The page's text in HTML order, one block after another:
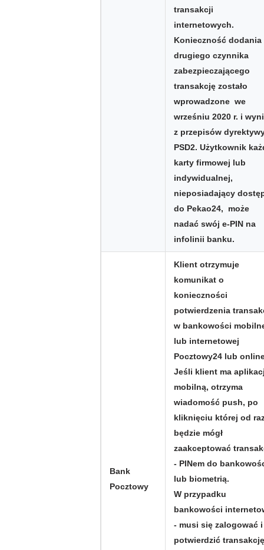
transakcji
internetowych.
Konieczność dodania
drugiego czynnika
zabezpieczającego
transakcję zostało
wprowadzone we
wrześniu 2020 r. i
z przepisów
PSD2. Użytkownik
karty firmowej lub
indywidualnej,
nieposiadający
do Pekao24, może
nadać swój e-PIN na
infolinii banku.
Bank
Pocztowy
Klient otrzymuje
komunikat o
konieczności
potwierdzenia
w bankowości
lub internetowej
Pocztowy24 lub
Jeśli klient ma
mobilną, otrzyma
wiadomość push, po
kliknięciu której od
będzie mógł
zaakceptować
- PINem do
lub biometrią.
W przypadku
bankowości
- musi się zalogować i
potwierdzić transakcję